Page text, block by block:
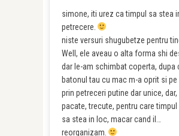
simone, iti urez ca timpul sa stea
petrecere.
niste versuri shugubetze pentru
Well, ele aveau o alta forma shi
dar le-am schimbat coperta, dupa
batonul tau cu mac m-a oprit si pe
prin petreceri putine dar unice, dar,
pacate, trecute, pentru care timpul
sa stea in loc, macar cand il…
reorganizam.